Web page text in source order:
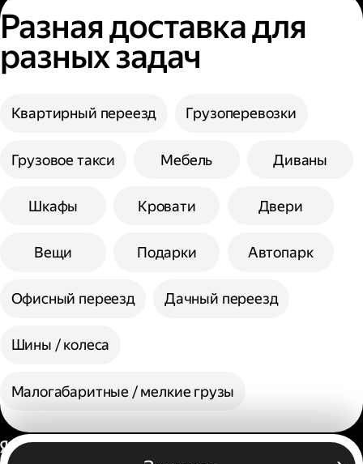
Разная доставка для
разных задач
Квартирный переезд Грузоперевозки
Грузовое такси Мебель Диваны
Шкафы Кровати Двери
Вещи Подарки Автопарк
Офисный переезд Дачный переезд
Шины / колеса
Малогабаритные / мелкие грузы
Россия